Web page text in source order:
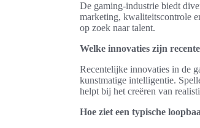
De gaming-industrie biedt
marketing, kwaliteitscontrole
op zoek naar talent.
Welke innovaties zijn
Recentelijke innovaties in de
kunstmatige intelligentie.
helpt bij het creëren van
Hoe ziet een typische